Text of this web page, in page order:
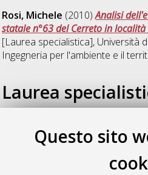
Questo sito
Rosi, Michele (2010)Analisi
statale n°63 del Cerreto in località
[Laurea specialistica], Università
Ingegneria per l'ambiente e il
Laurea
unico
Spignoli, Daniele
laboratorio per la